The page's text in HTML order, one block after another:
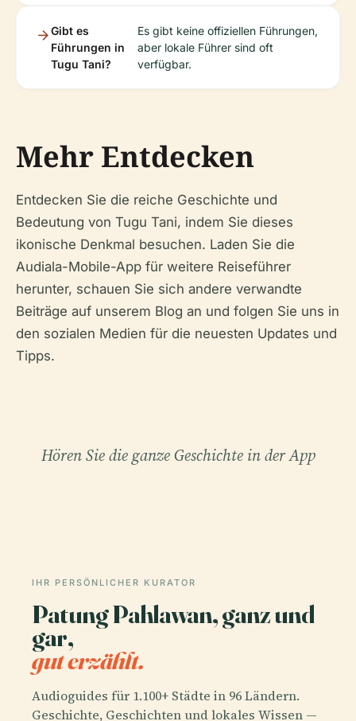
Gibt es
Führungen in
Tugu Tani?
Es gibt keine offiziellen Führungen,
aber lokale Führer sind oft
verfügbar.
Mehr Entdecken
Entdecken Sie die reiche Geschichte und
Bedeutung von Tugu Tani, indem Sie dieses
ikonische Denkmal besuchen. Laden Sie die
Audiala-Mobile-App für weitere Reiseführer
herunter, schauen Sie sich andere verwandte
Beiträge auf unserem Blog an und folgen Sie uns in
den sozialen Medien für die neuesten Updates und
Tipps.
Hören Sie die ganze Geschichte in der App
IHR PERSÖNLICHER KURATOR
Patung Pahlawan, ganz und
gar,
gut erzählt.
Audioguides für 1.100+ Städte in 96 Ländern.
Geschichte, Geschichten und lokales Wissen —